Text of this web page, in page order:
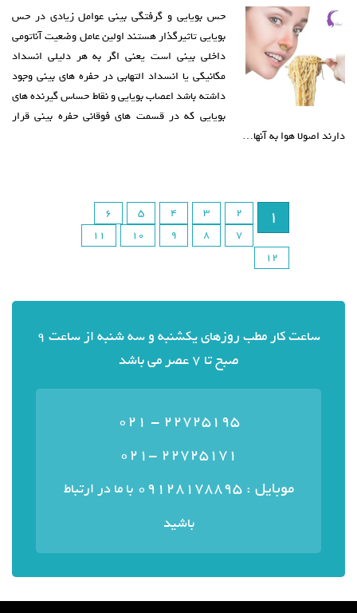
حس بویایی و گرفتگی بینی عوامل زیادی در حس
بویایی تاثیرگذار هستند اولین عامل وضعیت آناتومی
داخلی بینی است یعنی اگر به هر دلیلی انسداد
مکانیکی یا انسداد التهابی در حفره های بینی وجود
داشته باشد اعصاب بویایی و نقاط حساس گیرنده های
بویایی که در قسمت های فوقانی حفره بینی قرار
دارند اصولا هوا به آنها…
1
2
3
4
5
6
7
8
9
10
11
12
ساعت کار مطب روزهای یکشنبه و سه شنبه از ساعت 9
صبح تا 7 عصر می باشد
22725195 - 021
22725171 -021
موبایل : ۰۹۱۲۸۱۷۸۸۹۵
با ما در ارتباط
باشید